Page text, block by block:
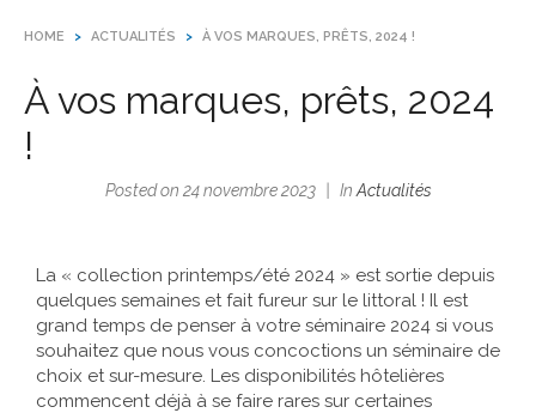
Activités
Soirées
Autres
L’agence
Insularis
Actualités
Références
HOME ACTUALITÉS À VOS MARQUES, PRÊTS, 2024 !
À vos marques, prêts, 2024
!
Posted on 24 novembre 2023 In Actualités
La « collection printemps/été 2024 » est sortie depuis
quelques semaines et fait fureur sur le littoral ! Il est
grand temps de penser à votre séminaire 2024 si vous
souhaitez que nous vous concoctions un séminaire de
choix et sur-mesure. Les disponibilités hôtelières
commencent déjà à se faire rares sur certaines